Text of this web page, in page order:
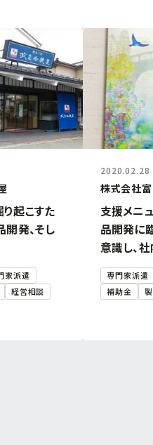
起こすた
発、そし
家派遣
経営相談
2020.02.28
株式会社
支援メニ
品開発に
意識し、
専門家派遣
補助金